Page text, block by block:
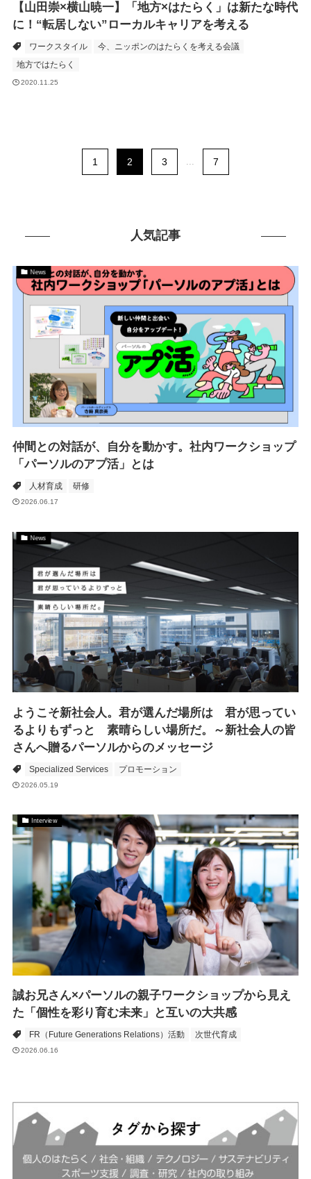
【山田崇×横山暁一】「地方×はたらく」は新たな時代
に！“転居しない”ローカルキャリアを考える
ワークスタイル
今、ニッポンのはたらくを考える会議
地方ではたらく
2020.11.25
1 2 3 ... 7
人気記事
News
仲間との対話が、自分を動かす。社内ワークショップ
「パーソルのアプ活」とは
人材育成 研修
2026.06.17
News
ようこそ新社会人。君が選んだ場所は 君が思ってい
るよりもずっと 素晴らしい場所だ。～新社会人の皆
さんへ贈るパーソルからのメッセージ
Specialized Services プロモーション
2026.05.19
Interview
誠お兄さん×パーソルの親子ワークショップから見え
た「個性を彩り育む未来」と互いの大共感
FR（Future Generations Relations）活動 次世代育成
2026.06.16